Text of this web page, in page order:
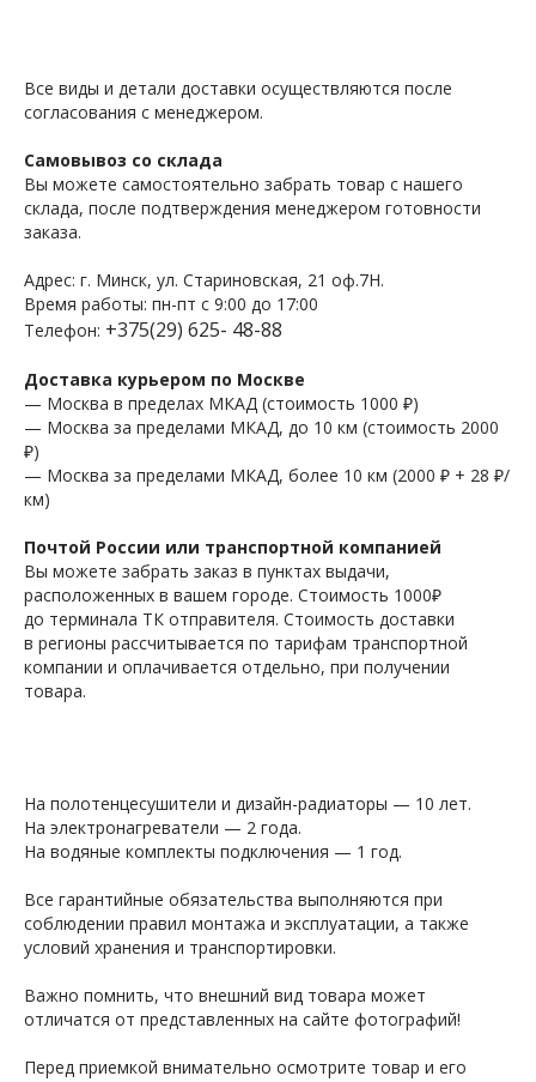
Все виды и детали доставки осуществляются после
согласования с менеджером.
Самовывоз со склада
Вы можете самостоятельно забрать товар с нашего
склада, после подтверждения менеджером готовности
заказа.
Адрес: г. Минск, ул. Стариновская, 21 оф.7Н.
Время работы: пн-пт с 9:00 до 17:00
Телефон: +375(29) 625- 48-88
Доставка курьером по Москве
— Москва в пределах МКАД (стоимость 1000 ₽)
— Москва за пределами МКАД, до 10 км (стоимость 2000
₽)
— Москва за пределами МКАД, более 10 км (2000 ₽ + 28 ₽/
км)
Почтой России или транспортной компанией
Вы можете забрать заказ в пунктах выдачи,
расположенных в вашем городе. Стоимость 1000₽
до терминала ТК отправителя. Стоимость доставки
в регионы рассчитывается по тарифам транспортной
компании и оплачивается отдельно, при получении
товара.
На полотенцесушители и дизайн-радиаторы — 10 лет.
На электронагреватели — 2 года.
На водяные комплекты подключения — 1 год.
Все гарантийные обязательства выполняются при
соблюдении правил монтажа и эксплуатации, а также
условий хранения и транспортировки.
Важно помнить, что внешний вид товара может
отличатся от представленных на сайте фотографий!
Перед приемкой внимательно осмотрите товар и его